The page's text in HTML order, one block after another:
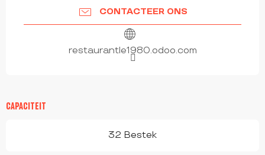
CONTACTEER ONS
restaurantle1980.odoo.com
CAPACITEIT
32 Bestek